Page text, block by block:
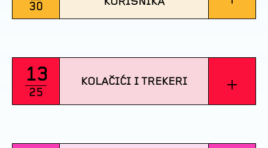
30
13
25
KOLAČIĆI I TREKERI +